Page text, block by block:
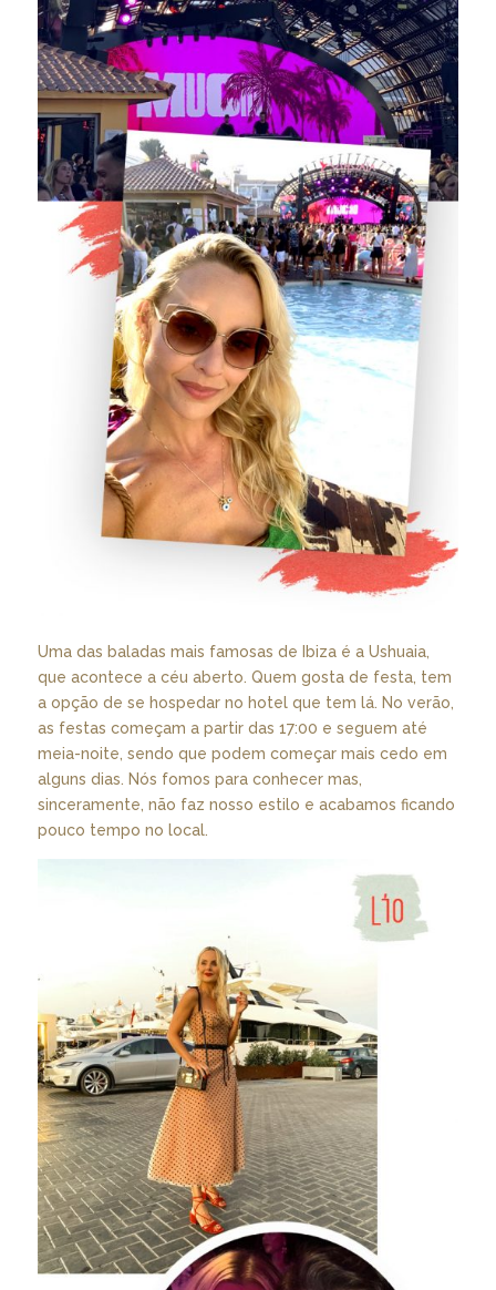
Uma das baladas mais famosas de Ibiza é a Ushuaia,
que acontece a céu aberto. Quem gosta de festa, tem
a opção de se hospedar no hotel que tem lá. No verão,
as festas começam a partir das 17:00 e seguem até
meia-noite, sendo que podem começar mais cedo em
alguns dias. Nós fomos para conhecer mas,
sinceramente, não faz nosso estilo e acabamos ficando
pouco tempo no local.